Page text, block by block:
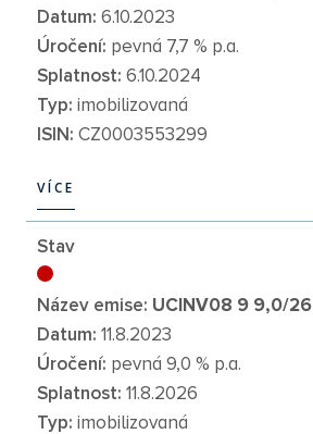
Datum: 6.10.2023
Úročení: pevná 7,7 % p.a.
Splatnost: 6.10.2024
Typ: imobilizovaná
ISIN: CZ0003553299
VÍCE
Stav
Název emise: UCINV08 9 9,0/26
Datum: 11.8.2023
Úročení: pevná 9,0 % p.a.
Splatnost: 11.8.2026
Typ: imobilizovaná